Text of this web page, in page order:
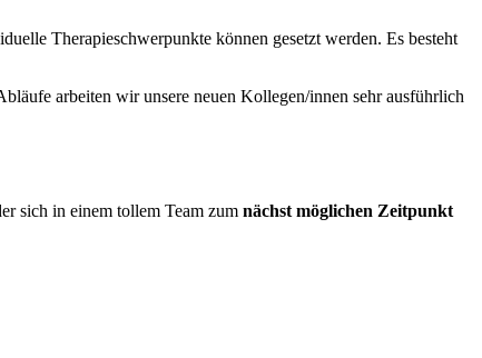
Therapieschwerpunkte können gesetzt werden. Es besteht
arbeiten wir unsere neuen Kollegen/innen sehr ausführlich
sich in einem tollem Team zum nächst möglichen Zeitpunkt